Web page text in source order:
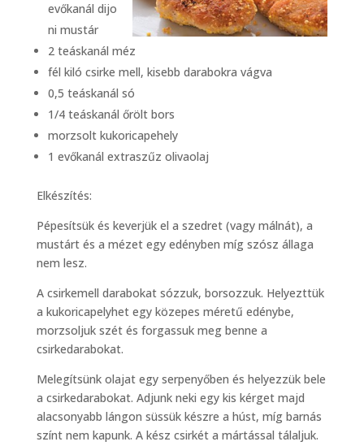
evőkanál dijo
ni mustár
2 teáskanál méz
fél kiló csirke mell, kisebb darabokra vágva
0,5 teáskanál só
1/4 teáskanál őrölt bors
morzsolt kukoricapehely
1 evőkanál extraszűz olivaolaj
Elkészítés:
Pépesítsük és keverjük el a szedret (vagy málnát), a
mustárt és a mézet egy edényben míg szósz állaga
nem lesz.
A csirkemell darabokat sózzuk, borsozzuk. Helyezttük
a kukoricapelyhet egy közepes méretű edénybe,
morzsoljuk szét és forgassuk meg benne a
csirkedarabokat.
Melegítsünk olajat egy serpenyőben és helyezzük bele
a csirkedarabokat. Adjunk neki egy kis kérget majd
alacsonyabb lángon süssük készre a húst, míg barnás
színt nem kapunk. A kész csirkét a mártással tálaljuk.